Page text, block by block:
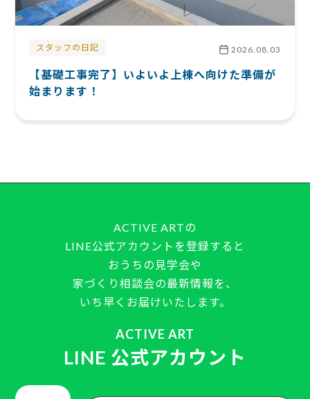
スタッフの日記 2026.08.03
【基礎工事完了】いよいよ上棟へ向けた準備が
始まります！
ACTIVE ARTの
LINE公式アカウントを登録すると
おうちの見学会や
家づくり相談会の最新情報を、
いち早くお届けいたします。
ACTIVE ART
LINE 公式アカウント